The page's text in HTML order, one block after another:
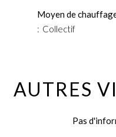
Moyen de
Collectif
AUTRES
Pas